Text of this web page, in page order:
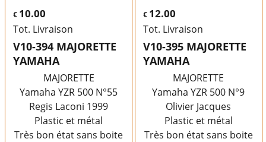
€ 10.00
Tot. Livraison
V10-394 MAJORETTE
YAMAHA
MAJORETTE
Yamaha YZR 500 N°55
Regis Laconi 1999
Plastic et métal
Très bon état sans boite
€ 12.00
Tot. Livraison
V10-395 MAJORETTE
YAMAHA
MAJORETTE
Yamaha YZR 500 N°9
Olivier Jacques
Plastic et métal
Très bon état sans boite